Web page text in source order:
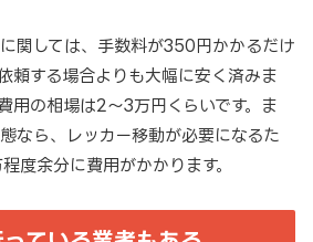
関しては、手数料が350円かかるだけ
頼する場合よりも大幅に安く済みま
用の相場は2～3万円くらいです。ま
なら、レッカー移動が必要になるた
度余分に費用がかかります。